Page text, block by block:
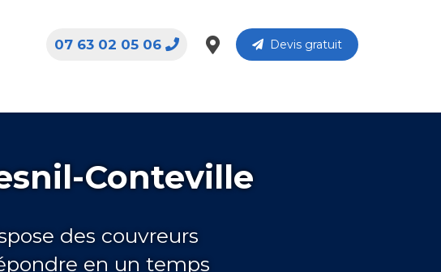
Devis gratuit
07 63 02 05 06
Conteville
des couvreurs
en un temps